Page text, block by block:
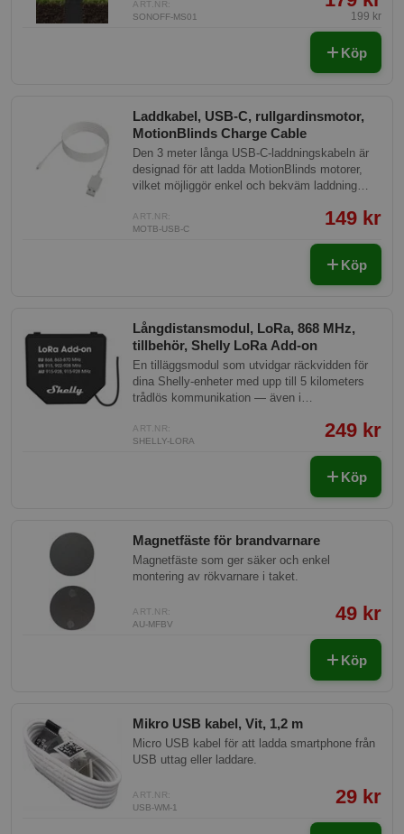
ART.NR:
SONOFF-MS01
199 kr
Köp
Laddkabel, USB-C, rullgardinsmotor,
MotionBlinds Charge Cable
Den 3 meter långa USB-C-laddningskabeln är
designad för att ladda MotionBlinds motorer,
vilket möjliggör enkel och bekväm laddning
fönsterbehandlingen. Kabeln säkerställer att
motorerna förblir funktionella och kan användas
ART.NR:
MOTB-USB-C
149 kr
Köp
Långdistansmodul, LoRa, 868 MHz,
tillbehör, Shelly LoRa Add-on
En tilläggsmodul som utvidgar räckvidden för
dina Shelly-enheter med upp till 5 kilometers
trådlös kommunikation — även i
Modulen klickas enkelt fast på kompatibla
Shelly-enheter och gör det möjligt att styra och
övervaka utrustning på långt håll. Passar dig
som vill automatisera belysning, pumpar eller
annan utrustning på platser där vanliga trådlösa
kräver att minst två enheter med add-on
används, en för att sända och en för att ta
emot.
ART.NR:
SHELLY-LORA
249 kr
Köp
Magnetfäste för brandvarnare
Magnetfäste som ger säker och enkel
montering av rökvarnare i taket.
ART.NR:
AU-MFBV
49 kr
Köp
Mikro USB kabel, Vit, 1,2 m
Micro USB kabel för att ladda smartphone från
USB uttag eller laddare.
ART.NR:
USB-WM-1
29 kr